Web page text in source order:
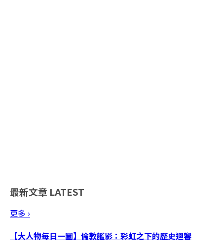
最新文章 LATEST
更多 ›
【大人物每日一圖】倫敦艦影：彩虹之下的歷史迴響